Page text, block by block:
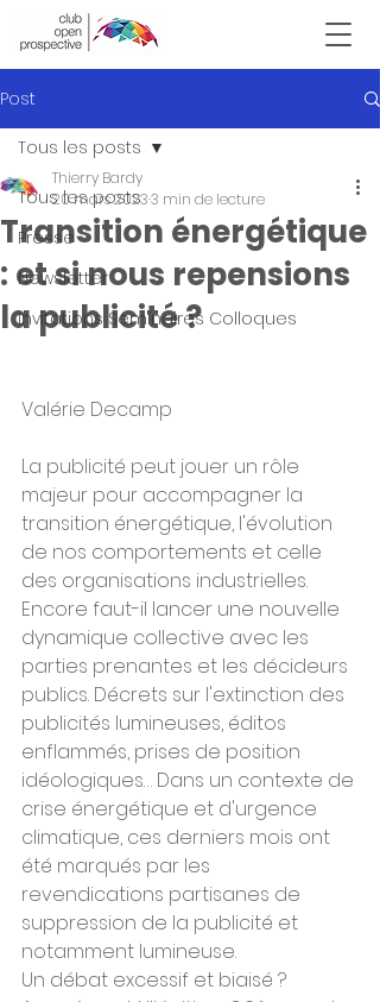
Victor Hugo
Post
Tous les posts
Presse
Newsletter
Invitations Seminaires Colloques
Tous les posts
Transition énergétique
: et si nous repensions
la publicité ?
Thierry Bardy
20 mars 20233 min de lecture
Valérie Decamp
La publicité peut jouer un rôle
majeur pour accompagner la
transition énergétique, l'évolution
de nos comportements et celle
des organisations industrielles.
Encore faut-il lancer une nouvelle
dynamique collective avec les
parties prenantes et les décideurs
publics. Décrets sur l'extinction des
publicités lumineuses, éditos
enflammés, prises de position
idéologiques… Dans un contexte de
crise énergétique et d'urgence
climatique, ces derniers mois ont
été marqués par les
revendications partisanes de
suppression de la publicité et
notamment lumineuse.
Un débat excessif et biaisé ?